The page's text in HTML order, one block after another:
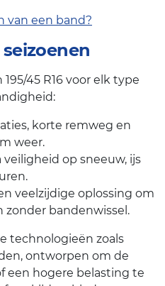
van een band?
45 R16 voor elk type
korte remweg en
weer.
veiligheid op sneeuw, ijs
veelzijdige oplossing om
zonder bandenwissel.
technologieën zoals
ontworpen om de
een hogere belasting te